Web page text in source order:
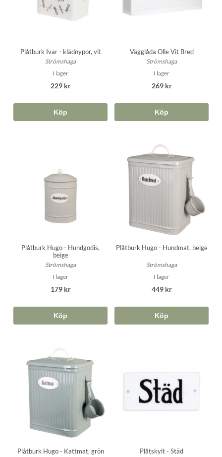
Plåtburk Ivar - klädnypor, vit
Strömshaga
I lager
229 kr
Köp
Vägglåda Olle Vit Bred
Strömshaga
I lager
269 kr
Köp
Plåtburk Hugo - Hundgodis,
beige
Strömshaga
I lager
179 kr
Köp
Plåtburk Hugo - Hundmat, beige
Strömshaga
I lager
449 kr
Köp
Plåtburk Hugo - Kattmat, grön Plåtskylt - Städ